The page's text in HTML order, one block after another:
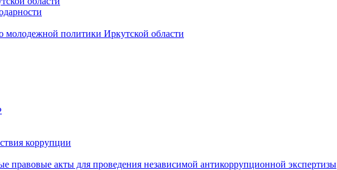
политики Иркутской области
коррупции
правовые акты для проведения независимой антикоррупционной экспертизы